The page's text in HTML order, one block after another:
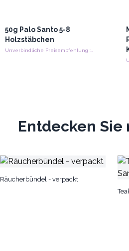
50g Palo Santo 5-8
Holzstäbchen
Entdecken
Räucherbündel - verpackt